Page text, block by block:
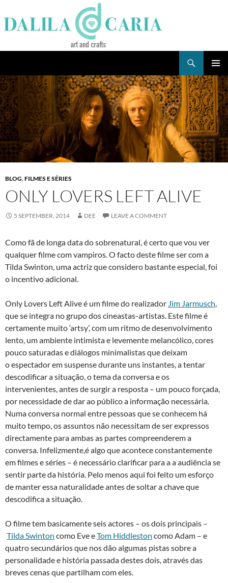
to
content
MENU
BLOG,FILMES E SÉRIES
ONLY LOVERS LEFT ALIVE
5 SEPTEMBER, 2014 DEE LEAVE A COMMENT
Como fã de longa data do sobrenatural, é certo que vou ver
qualquer filme com vampiros. O facto deste filme ser com a
Tilda Swinton, uma actriz que considero bastante especial, foi
o incentivo adicional.
Only Lovers Left Alive é um filme do realizador Jim Jarmusch,
que se integra no grupo dos cineastas-artistas. Este filme é
certamente muito ‘artsy’, com um ritmo de desenvolvimento
lento, um ambiente intimista e levemente melancólico, cores
pouco saturadas e diálogos minimalistas que deixam
o espectador em suspense durante uns instantes, a tentar
descodificar a situação, o tema da conversa e os
intervenientes, antes de surgir a resposta – um pouco forçada,
por necessidade de dar ao público a informação necessária.
Numa conversa normal entre pessoas que se conhecem há
muito tempo, os assuntos não necessitam de ser expressos
directamente para ambas as partes compreenderem a
conversa. Infelizmente,é algo que acontece constantemente
em filmes e séries – é necessário clarificar para a a audiência se
sentir parte da história. Pelo menos aqui foi feito um esforço
de manter essa naturalidade antes de soltar a chave que
descodifica a situação.
O filme tem basicamente seis actores – os dois principais –
Tilda Swinton como Eve eTom Hiddleston como Adam – e
quatro secundários que nos dão algumas pistas sobre a
personalidade e história passada destes dois, através das
breves cenas que partilham com eles.